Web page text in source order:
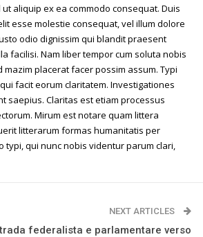
aliquip ex ea commodo consequat. Duis
esse molestie consequat, vel illum dolore
odio dignissim qui blandit praesent
facilisi. Nam liber tempor cum soluta nobis
placerat facer possim assum. Typi
facit eorum claritatem. Investigationes
saepius. Claritas est etiam processus
Mirum est notare quam littera
litterarum formas humanitatis per
typi, qui nunc nobis videntur parum clari,
NEXT ARTICLES
federalista e parlamentare verso